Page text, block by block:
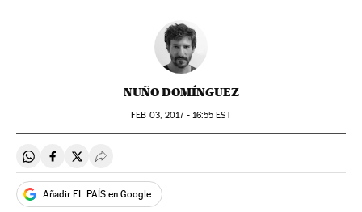
NUÑO DOMÍNGUEZ
FEB 03, 2017 - 16:55 EST
Compartir en Whatsapp
Compartir en Facebook
Compartir en Twitter
Desplegar Redes Sociales
Añadir EL PAÍS en Google